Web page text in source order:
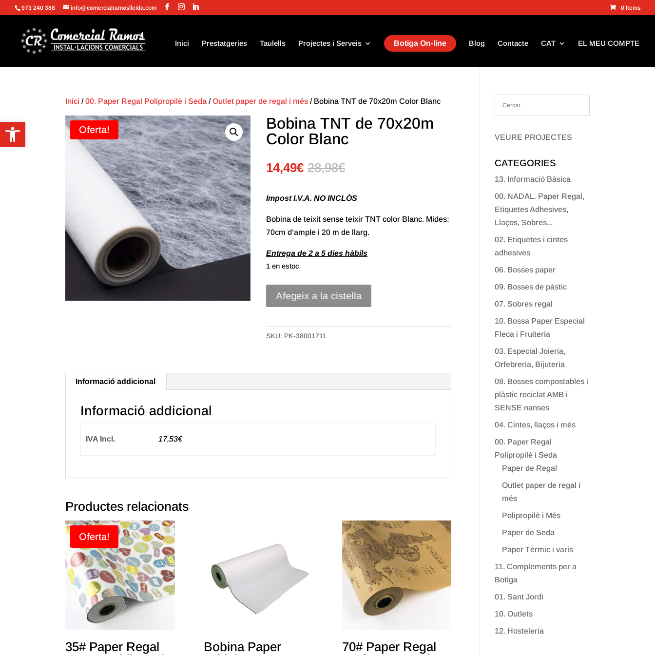
Obre la barra d'eines
973 240 388 info@comercialramoslleida.com 0 Items
Inici Prestatgeries Taulells Projectes i Serveis Botiga On-line Blog Contacte CAT EL MEU COMPTE
Inici /00. Paper Regal Polipropilè i Seda /Outlet paper de regal i més / Bobina TNT de 70x20m Color Blanc
Oferta!
Bobina TNT de 70x20m
Color Blanc
14,49€ 28,98€
Impost I.V.A. NO INCLÒS
Bobina de teixit sense teixir TNT color Blanc. Mides:
70cm d’ample i 20 m de llarg.
Entrega de 2 a 5 dies hàbils
1 en estoc
quantitat
Afegeix a la cistella
SKU: PK-38001711
Informació addicional
Informació addicional
IVA Incl. 17,53€
Productes relacionats
Oferta!
35# Paper Regal
Bobina Paper
70# Paper Regal
VEURE PROJECTES
CATEGORIES
13. Informació Bàsica
00. NADAL. Paper Regal,
Etiquetes Adhesives,
Llaços, Sobres...
02. Etiquetes i cintes
adhesives
06. Bosses paper
09. Bosses de pàstic
07. Sobres regal
10. Bossa Paper Especial
Fleca i Fruiteria
03. Especial Joieria,
Orfebreria, Bijuteria
08. Bosses compostables i
plàstic reciclat AMB i
SENSE nanses
04. Cintes, llaços i més
00. Paper Regal
Polipropilè i Seda
Paper de Regal
Outlet paper de regal i
més
Polipropilè i Més
Paper de Seda
Paper Tèrmic i varis
11. Complements per a
Botiga
01. Sant Jordi
10. Outlets
12. Hosteleria